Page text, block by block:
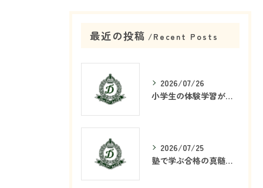
最近の投稿 Recent Posts
2026/07/26
小学生の体験学習が塾で重要な理由
2026/07/25
塾で学ぶ合格の真髄とは何か